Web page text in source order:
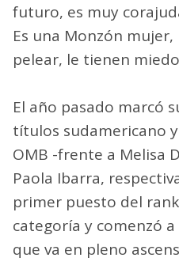
futuro, es muy
Es una Monzón
pelear, le tienen
El año pasado marcó
títulos sudamericano
OMB -frente a Melisa
Paola Ibarra,
primer puesto del
categoría y comenzó
que va en pleno